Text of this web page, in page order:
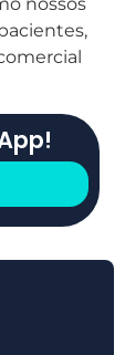
nossos